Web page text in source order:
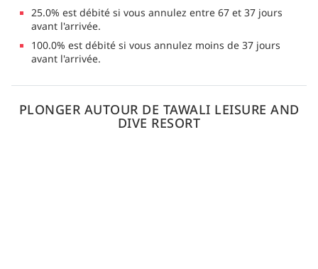
25.0% est débité si vous annulez entre 67 et 37 jours
avant l'arrivée.
100.0% est débité si vous annulez moins de 37 jours
avant l'arrivée.
PLONGER AUTOUR DE TAWALI LEISURE AND
DIVE RESORT